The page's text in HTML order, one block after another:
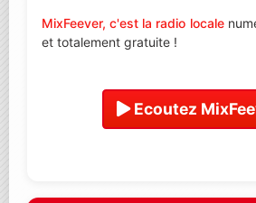
MixFeever, c'est la radio locale
et totalement gratuite !
Ecoutez